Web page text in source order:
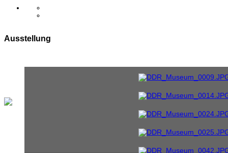
Ausstellung